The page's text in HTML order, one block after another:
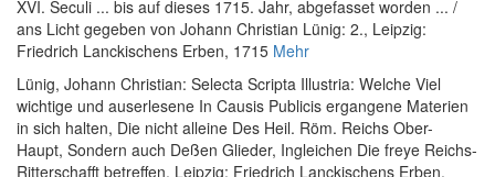
XVI. Seculi ... bis auf dieses 1715. Jahr, abgefasset worden ... /
ans Licht gegeben von Johann Christian Lünig: 2., Leipzig:
Friedrich Lanckischens Erben, 1715 Mehr
Lünig, Johann Christian: Selecta Scripta Illustria: Welche Viel
wichtige und auserlesene In Causis Publicis ergangene Materien
in sich halten, Die nicht alleine Des Heil. Röm. Reichs Ober-
Haupt, Sondern auch Deßen Glieder, Ingleichen Die freye Reichs-
Ritterschafft betreffen, Leipzig: Friedrich Lanckischens Erben,